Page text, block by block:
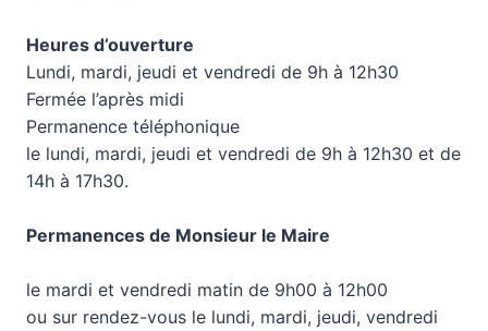
Heures d’ouverture
Lundi, mardi, jeudi et vendredi de 9h à 12h30
Fermée l’après midi
Permanence téléphonique
le lundi, mardi, jeudi et vendredi de 9h à 12h30 et de
14h à 17h30.
Permanences de Monsieur le Maire
le mardi et vendredi matin de 9h00 à 12h00
ou sur rendez-vous le lundi, mardi, jeudi, vendredi